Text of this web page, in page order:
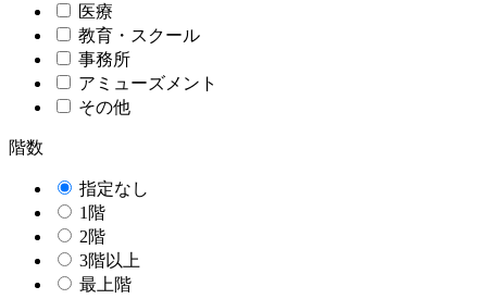
医療
教育・スクール
事務所
アミューズメント
その他
階数
指定なし
1階
2階
3階以上
最上階